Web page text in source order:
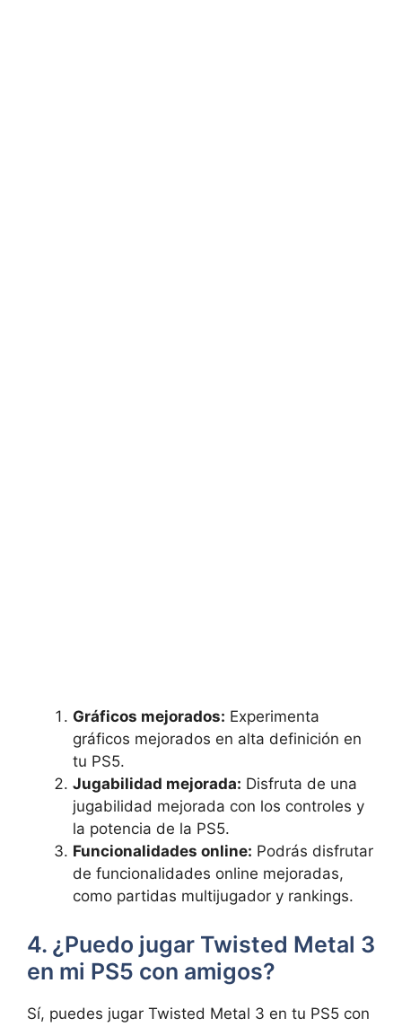
Gráficos mejorados: Experimenta
gráficos mejorados en alta definición en
tu PS5.
Jugabilidad mejorada: Disfruta de una
jugabilidad mejorada con los controles y
la potencia de la PS5.
Funcionalidades online: Podrás disfrutar
de funcionalidades online mejoradas,
como partidas multijugador y rankings.
4. ¿Puedo jugar Twisted Metal 3
en mi PS5 con amigos?
Sí, puedes jugar Twisted Metal 3 en tu PS5 con